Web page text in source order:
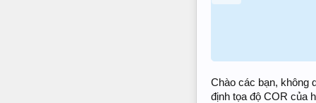
Chào các bạn, không
định tọa độ COR của